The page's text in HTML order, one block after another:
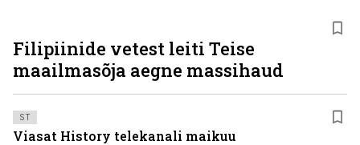
Filipiinide vetest leiti Teise
maailmasõja aegne massihaud
ST
Viasat History telekanali maikuu